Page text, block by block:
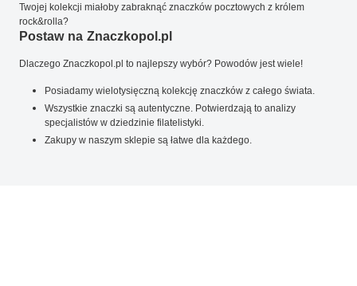
Twojej kolekcji miałoby zabraknąć znaczków pocztowych z królem
rock&rolla?
Postaw na Znaczkopol.pl
Dlaczego Znaczkopol.pl to najlepszy wybór? Powodów jest wiele!
Posiadamy wielotysięczną kolekcję znaczków z całego świata.
Wszystkie znaczki są autentyczne. Potwierdzają to analizy
specjalistów w dziedzinie filatelistyki.
Zakupy w naszym sklepie są łatwe dla każdego.